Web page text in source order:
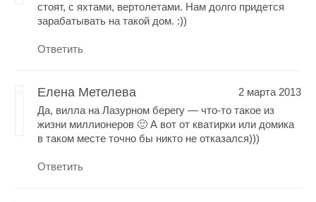
стоят, с яхтами, вертолетами. Нам долго придется
зарабатывать на такой дом. :))
Ответить
Елена Метелева
2 марта 2013
Да, вилла на Лазурном берегу — что-то такое из
жизни миллионеров 🙂 А вот от кватирки или домика
в таком месте точно бы никто не отказался)))
Ответить